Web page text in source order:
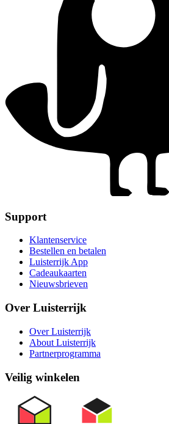
Support
Klantenservice
Bestellen en betalen
Luisterrijk App
Cadeaukaarten
Nieuwsbrieven
Over Luisterrijk
Over Luisterrijk
About Luisterrijk
Partnerprogramma
Veilig winkelen